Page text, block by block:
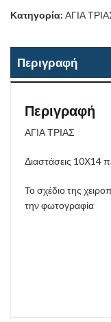
Κατηγορία: ΑΓΙΑ
Περιγραφή
Περιγραφή
ΑΓΙΑ ΤΡΙΑΣ
Διαστάσεις 10Χ14
Το σχέδιο της
την φωτογραφία